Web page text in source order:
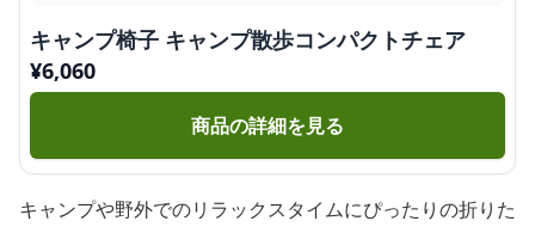
キャンプ椅子 キャンプ散歩コンパクトチェア
¥6,060
商品の詳細を見る
キャンプや野外でのリラックスタイムにぴったりの折りた